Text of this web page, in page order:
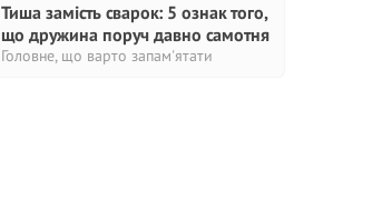
Тиша замість сварок: 5 ознак того,
що дружина поруч давно самотня
Головне, що варто запам'ятати